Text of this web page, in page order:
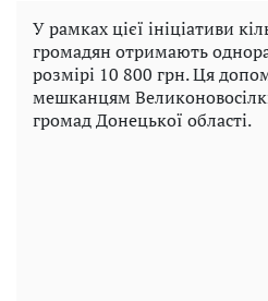
У рамках цієї ініціативи
громадян отримають
розмірі 10 800 грн. Ця
мешканцям
громад Донецької області.